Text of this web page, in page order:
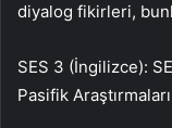
diyalog fikirleri,
SES 3 (İngilizce):
Pasifik